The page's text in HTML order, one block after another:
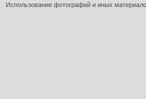
Использование фотографий и иных